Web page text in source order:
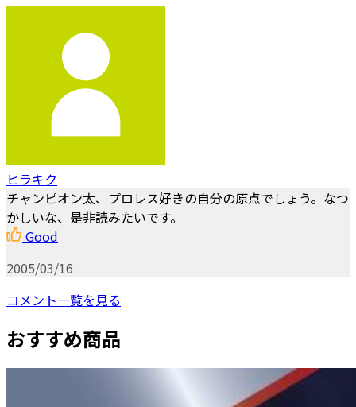
ヒラキク
チャンピオン太、プロレス好きの自分の原点でしょう。なつ
かしいな、是非読みたいです。
Good
2005/03/16
コメント一覧を見る
おすすめ商品